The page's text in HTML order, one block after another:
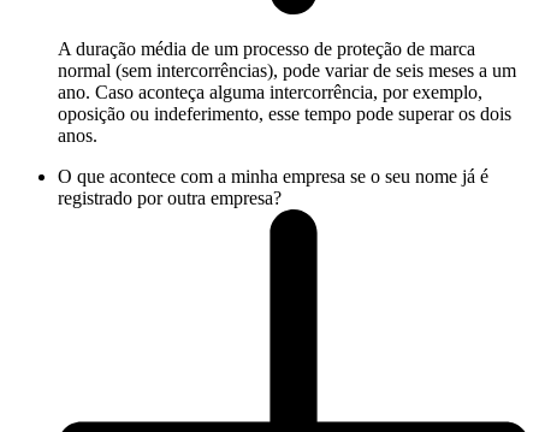
A duração média de um processo de proteção de marca
normal (sem intercorrências), pode variar de seis meses a um
ano. Caso aconteça alguma intercorrência, por exemplo,
oposição ou indeferimento, esse tempo pode superar os dois
anos.
O que acontece com a minha empresa se o seu nome já é
registrado por outra empresa?